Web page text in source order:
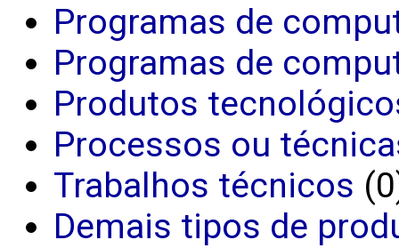
Programas de
Programas de
Produtos
Processos ou
Trabalhos técnicos
Demais tipos de